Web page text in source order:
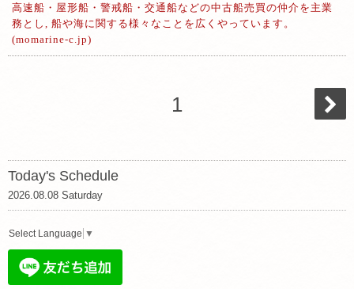
高速船・屋形船・警戒船・交通船などの中古船売買の仲介を主業
務とし, 船や海に関する様々なことを広くやっています。
(momarine-c.jp)
1
Today's Schedule
2026.08.08 Saturday
Select Language ▼